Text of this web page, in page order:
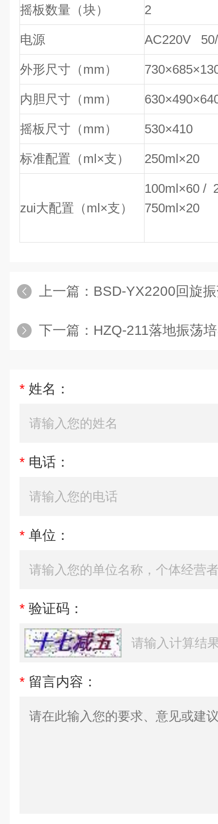
摇板数量（块） 2
电源 AC220V
外形尺寸（mm）
内胆尺寸（mm）
摇板尺寸（mm） 530×410
标准配置（ml×支） 250ml×20
zui大配置（ml×支）
100ml×60 /
750ml×20
上一篇： BSD-YX2200回旋振
下一篇： HZQ-211落地振荡
* 姓名：
* 电话：
* 单位：
* 验证码：
* 留言内容：